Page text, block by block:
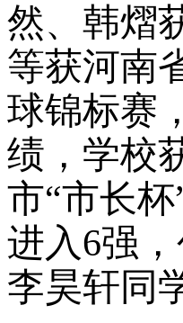
然、韩熠
等获河南
球锦标赛
绩，学校
市“市长
进入6强
李昊轩同